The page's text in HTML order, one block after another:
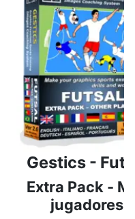
Gestics -
Extra Pack -
jugadores